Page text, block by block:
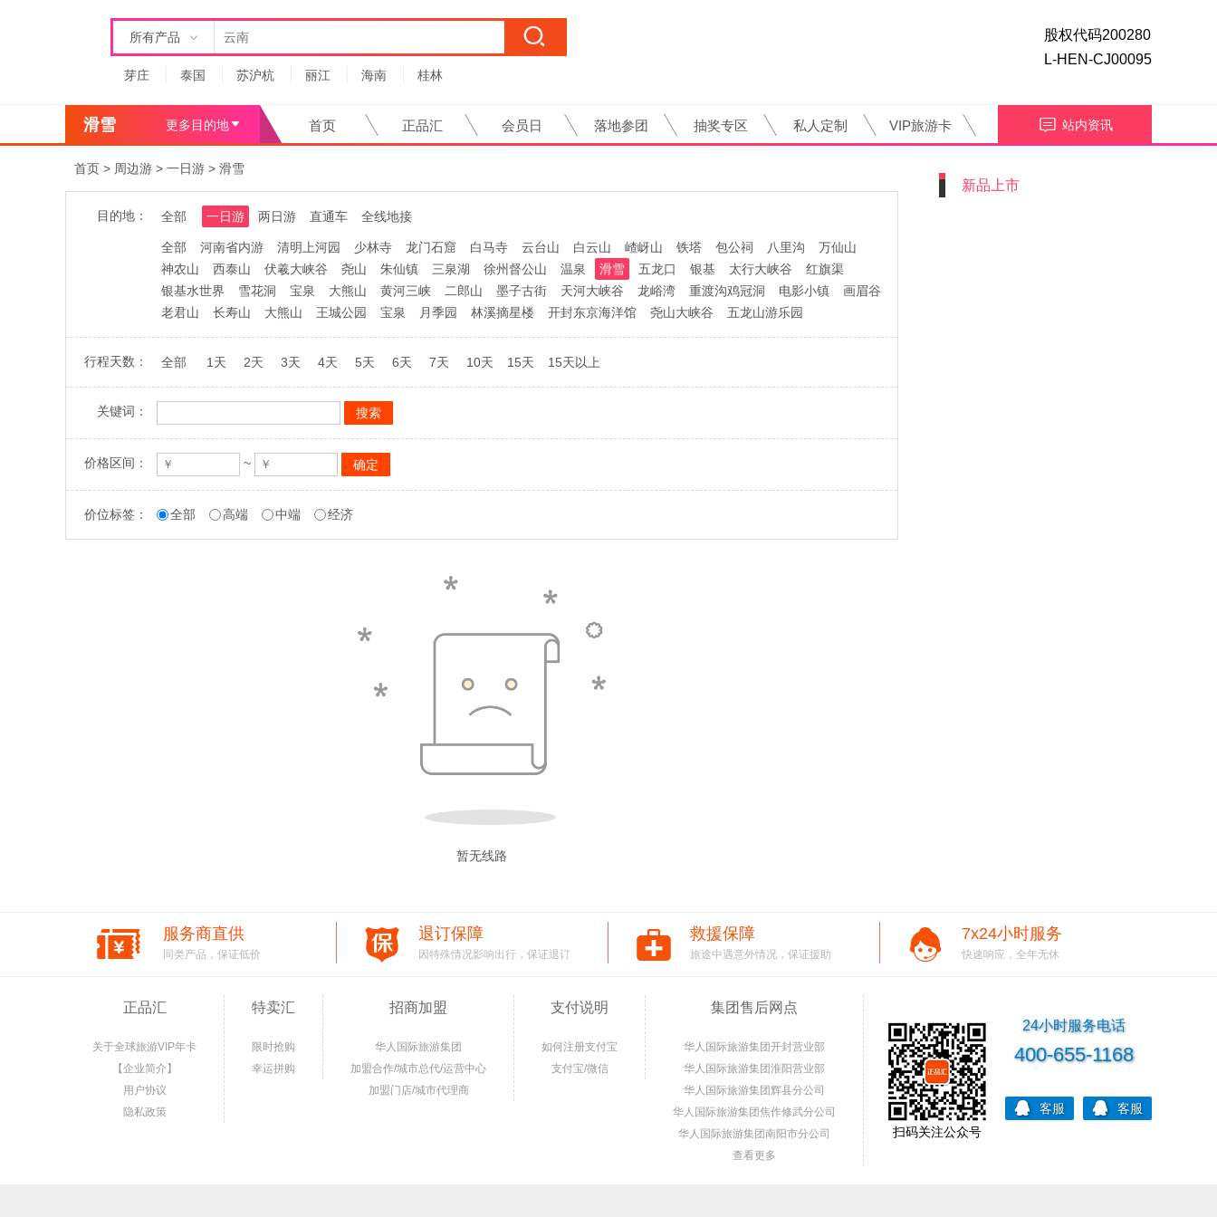
所有产品
芽庄 泰国 苏沪杭 丽江 海南 桂林
股权代码200280
L-HEN-CJ00095
更多目的地
滑雪 首页 正品汇 会员日 落地参团 抽奖专区 私人定制 VIP旅游卡 站内资讯
首页 > 周边游 > 一日游 > 滑雪
目的地： 全部 一日游 两日游 直通车 全线地接
全部 河南省内游 清明上河园 少林寺 龙门石窟 白马寺 云台山 白云山 嵖岈山 铁塔 包公祠 八里沟
万仙山
神农山
西泰山 伏羲大峡谷 尧山 朱仙镇 三泉湖 徐州督公山 温泉 滑雪 五龙口 银基 太行大峡谷
红旗渠
银基水世界
雪花洞 宝泉 大熊山 黄河三峡 二郎山 墨子古街 天河大峡谷 龙峪湾 重渡沟鸡冠洞 电影小镇
画眉谷
老君山
长寿山 大熊山 王城公园 宝泉 月季园 林溪摘星楼 开封东京海洋馆 尧山大峡谷 五龙山游乐园
行程天数： 全部 1天 2天 3天 4天 5天 6天 7天 10天 15天 15天以上
关键词：
价格区间： ~
价位标签： 全部 高端 中端 经济
暂无线路
新品上市
服务商直供
同类产品，保证低价
退订保障
因特殊情况影响出行，保证退订
救援保障
旅途中遇意外情况，保证援助
7x24小时服务
快速响应，全年无休
正品汇
关于全球旅游VIP年卡
【企业简介】
用户协议
隐私政策
特卖汇
限时抢购
幸运拼购
招商加盟
华人国际旅游集团
加盟合作/城市总代/运营中心
加盟门店/城市代理商
支付说明
如何注册支付宝
支付宝/微信
集团售后网点
华人国际旅游集团开封营业部
华人国际旅游集团淮阳营业部
华人国际旅游集团辉县分公司
华人国际旅游集团焦作修武分公司
华人国际旅游集团南阳市分公司
查看更多
扫码关注公众号
24小时服务电话
400-655-1168
客服 客服